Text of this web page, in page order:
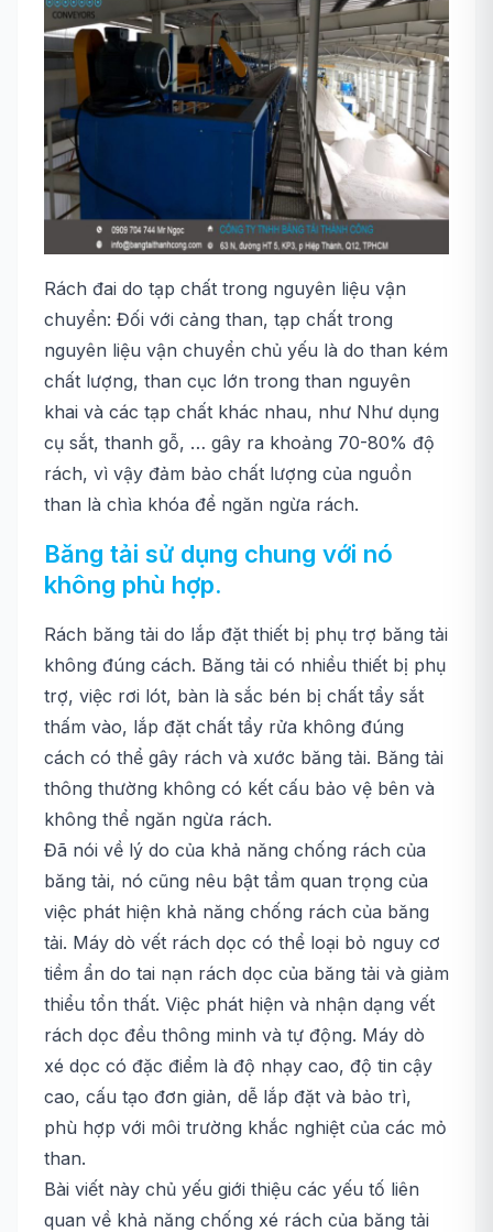
Rách đai do tạp chất trong nguyên liệu vận
chuyển: Đối với cảng than, tạp chất trong
nguyên liệu vận chuyển chủ yếu là do than kém
chất lượng, than cục lớn trong than nguyên
khai và các tạp chất khác nhau, như Như dụng
cụ sắt, thanh gỗ, … gây ra khoảng 70-80% độ
rách, vì vậy đảm bảo chất lượng của nguồn
than là chìa khóa để ngăn ngừa rách.
Băng tải sử dụng chung với nó
không phù hợp.
Rách băng tải do lắp đặt thiết bị phụ trợ băng tải
không đúng cách. Băng tải có nhiều thiết bị phụ
trợ, việc rơi lót, bàn là sắc bén bị chất tẩy sắt
thấm vào, lắp đặt chất tẩy rửa không đúng
cách có thể gây rách và xước băng tải. Băng tải
thông thường không có kết cấu bảo vệ bên và
không thể ngăn ngừa rách.
Đã nói về lý do của khả năng chống rách của
băng tải, nó cũng nêu bật tầm quan trọng của
việc phát hiện khả năng chống rách của băng
tải. Máy dò vết rách dọc có thể loại bỏ nguy cơ
tiềm ẩn do tai nạn rách dọc của băng tải và giảm
thiểu tổn thất. Việc phát hiện và nhận dạng vết
rách dọc đều thông minh và tự động. Máy dò
xé dọc có đặc điểm là độ nhạy cao, độ tin cậy
cao, cấu tạo đơn giản, dễ lắp đặt và bảo trì,
phù hợp với môi trường khắc nghiệt của các mỏ
than.
Bài viết này chủ yếu giới thiệu các yếu tố liên
quan về khả năng chống xé rách của băng tải